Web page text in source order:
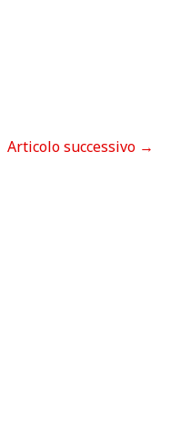
Articolo successivo →